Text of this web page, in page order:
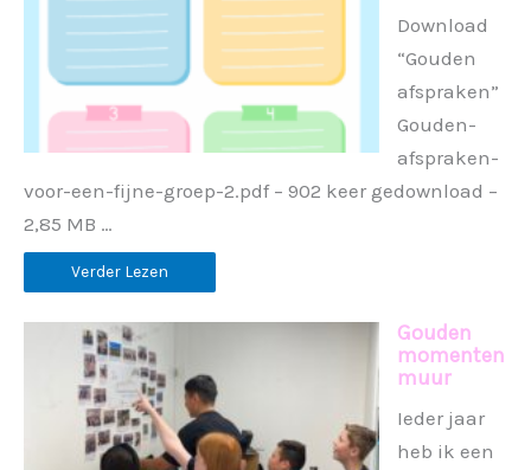
Download
“Gouden
afspraken”
Gouden-
afspraken-
voor-een-fijne-groep-2.pdf – 902 keer gedownload –
2,85 MB …
Verder Lezen
Gouden
momenten
muur
Ieder jaar
heb ik een